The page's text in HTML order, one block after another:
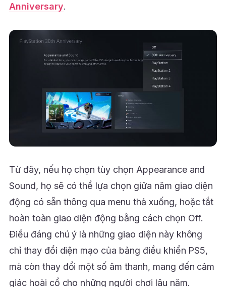
Anniversary.
Từ đây, nếu họ chọn tùy chọn Appearance and
Sound, họ sẽ có thể lựa chọn giữa năm giao diện
động có sẵn thông qua menu thả xuống, hoặc tắt
hoàn toàn giao diện động bằng cách chọn Off.
Điều đáng chú ý là những giao diện này không
chỉ thay đổi diện mạo của bảng điều khiển PS5,
mà còn thay đổi một số âm thanh, mang đến cảm
giác hoài cổ cho những người chơi lâu năm.